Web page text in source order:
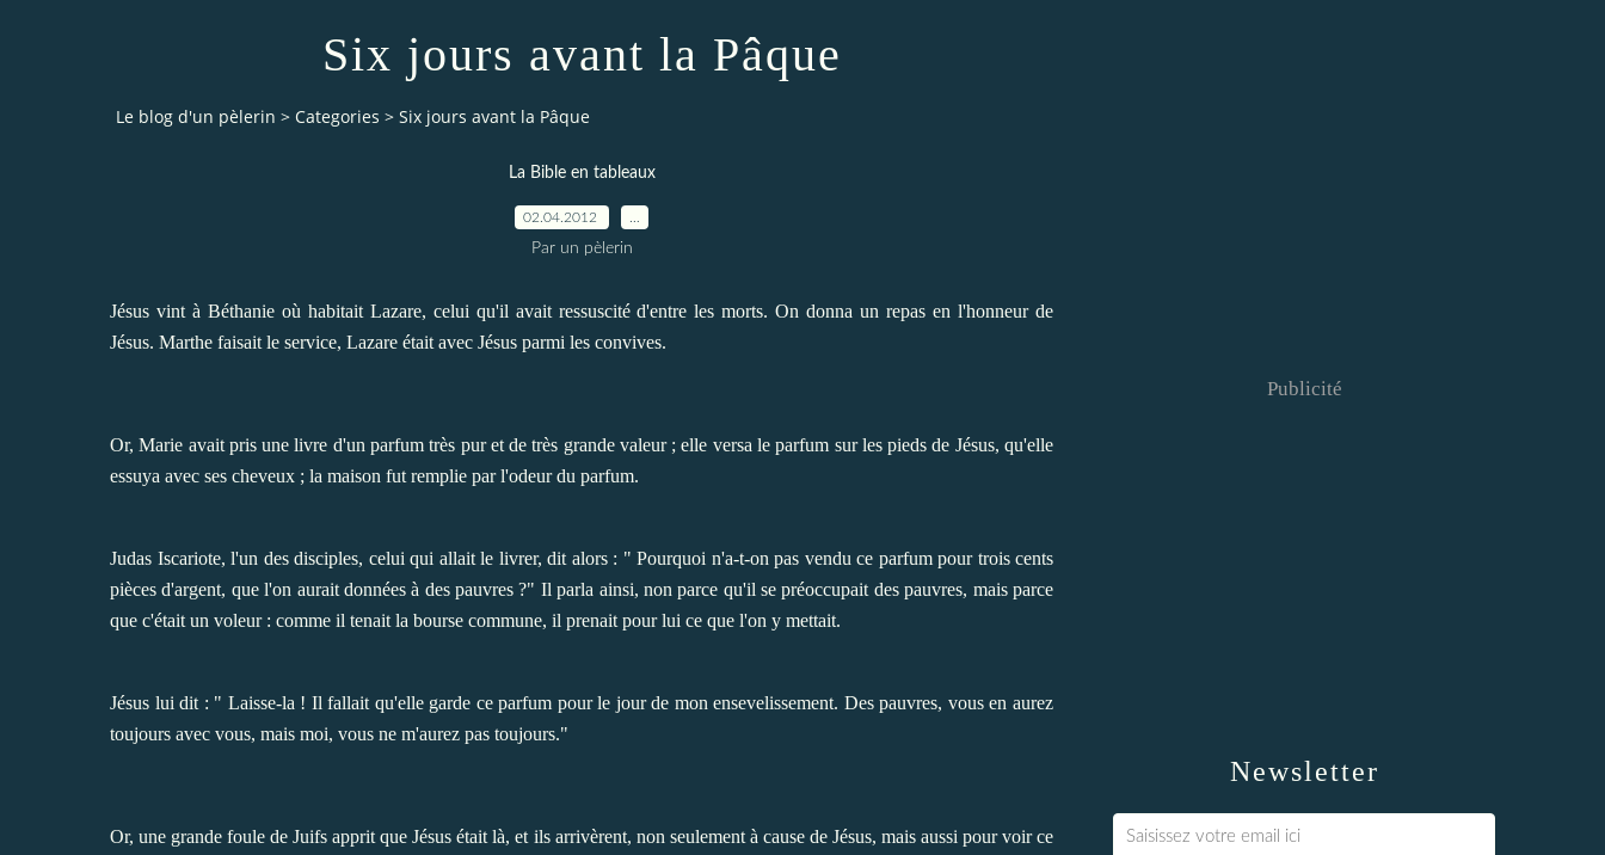
Six jours avant la Pâque
Le blog d'un pèlerin > Categories > Six jours avant la Pâque
La Bible en tableaux
02.04.2012
Par un pèlerin
Jésus vint à Béthanie où habitait Lazare, celui qu'il avait ressuscité d'entre les morts. On donna un repas en l'honneur de
Jésus. Marthe faisait le service, Lazare était avec Jésus parmi les convives.
Or, Marie avait pris une livre d'un parfum très pur et de très grande valeur ; elle versa le parfum sur les pieds de Jésus, qu'elle
essuya avec ses cheveux ; la maison fut remplie par l'odeur du parfum.
Judas Iscariote, l'un des disciples, celui qui allait le livrer, dit alors : " Pourquoi n'a-t-on pas vendu ce parfum pour trois cents
pièces d'argent, que l'on aurait données à des pauvres ?" Il parla ainsi, non parce qu'il se préoccupait des pauvres, mais parce
que c'était un voleur : comme il tenait la bourse commune, il prenait pour lui ce que l'on y mettait.
Jésus lui dit : " Laisse-la ! Il fallait qu'elle garde ce parfum pour le jour de mon ensevelissement. Des pauvres, vous en aurez
toujours avec vous, mais moi, vous ne m'aurez pas toujours."
Or, une grande foule de Juifs apprit que Jésus était là, et ils arrivèrent, non seulement à cause de Jésus, mais aussi pour voir ce
Newsletter
Publicité